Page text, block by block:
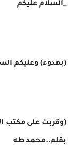
_السلام عليكم
(بهدوء) وعليكم
(وقربت على مكتب
بقلم..محمد طه